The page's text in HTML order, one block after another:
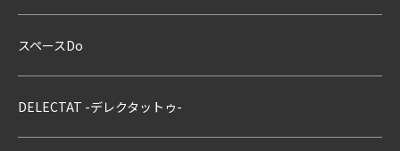
スペースDo
DELECTAT -デレクタットゥ-